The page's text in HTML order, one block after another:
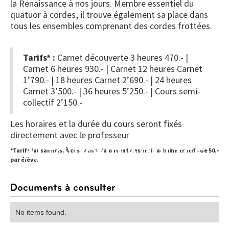
ALTO POUR ADULTES
la Renaissance à nos jours. Membre essentiel du
quatuor à cordes, il trouve également sa place dans
tous les ensembles comprenant des cordes frottées.
Tarifs* : Carnet découverte 3 heures 470.- |
Carnet 6 heures 930.- | Carnet 12 heures Carnet
1’790.- | 18 heures Carnet 2’690.- | 24 heures
Carnet 3’500.- | 36 heures 5’250.- | Cours semi-
collectif 2’150.-
Les horaires et la durée du cours seront fixés
directement avec le professeur
*Tarifs lausannois. À ces tarifs s’ajoutent des frais administratifs de 50.-
par élève.
Documents à consulter
No items found.